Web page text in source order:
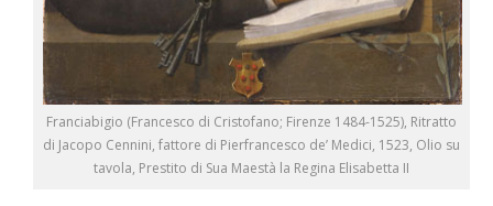
Franciabigio (Francesco di Cristofano; Firenze 1484-1525), Ritratto
di Jacopo Cennini, fattore di Pierfrancesco de’ Medici, 1523, Olio su
tavola, Prestito di Sua Maestà la Regina Elisabetta II